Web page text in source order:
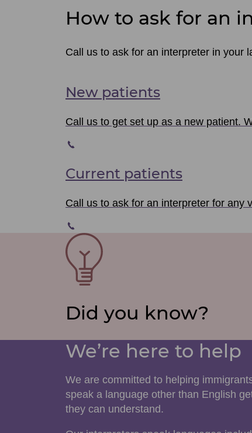
How to ask for an
Call us to ask for an interpreter in your
New patients
Call us to get set up as a new patient.
Current patients
Call us to ask for an interpreter for any
SVG
File
Did you know?
We’re here to help
We are committed to helping
speak a language other than English
they can understand.